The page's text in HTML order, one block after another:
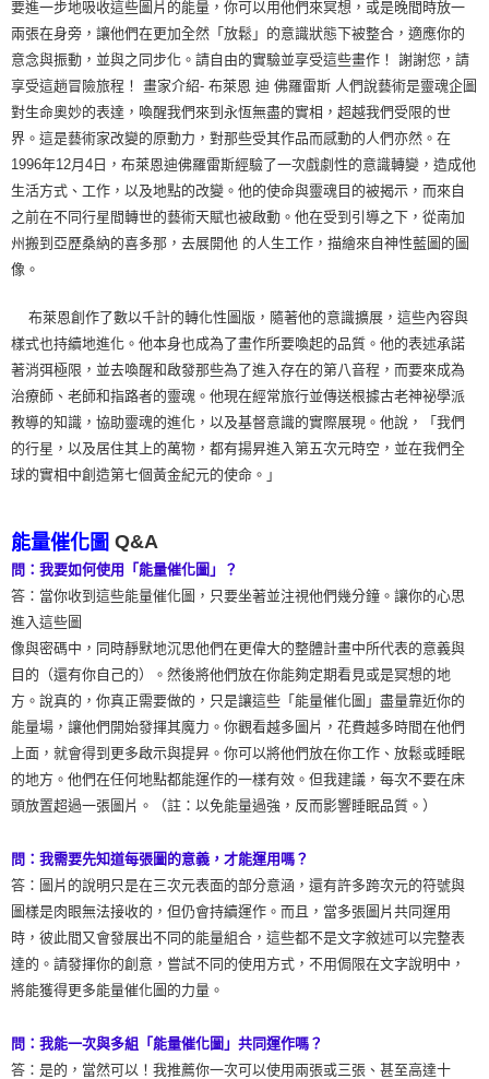
要進一步地吸收這些圖片的能量，你可以用他們來冥想，或是晚間時放一
兩張在身旁，讓他們在更加全然「放鬆」的意識狀態下被整合，適應你的
意念與振動，並與之同步化。請自由的實驗並享受這些畫作！ 謝謝您，請
享受這趟冒險旅程！ 畫家介紹- 布萊恩 迪 佛羅雷斯 人們說藝術是靈魂企圖
對生命奧妙的表達，喚醒我們來到永恆無盡的實相，超越我們受限的世
界。這是藝術家改變的原動力，對那些受其作品而感動的人們亦然。在
1996年12月4日，布萊恩迪佛羅雷斯經驗了一次戲劇性的意識轉變，造成他
生活方式、工作，以及地點的改變。他的使命與靈魂目的被揭示，而來自
之前在不同行星間轉世的藝術天賦也被啟動。他在受到引導之下，從南加
州搬到亞歷桑納的喜多那，去展開他 的人生工作，描繪來自神性藍圖的圖
像。
布萊恩創作了數以千計的轉化性圖版，隨著他的意識擴展，這些內容與
樣式也持續地進化。他本身也成為了畫作所要喚起的品質。他的表述承諾
著消弭極限，並去喚醒和啟發那些為了進入存在的第八音程，而要來成為
治療師、老師和指路者的靈魂。他現在經常旅行並傳送根據古老神祕學派
教導的知識，協助靈魂的進化，以及基督意識的實際展現。他說，「我們
的行星，以及居住其上的萬物，都有揚昇進入第五次元時空，並在我們全
球的實相中創造第七個黃金紀元的使命。」
能量催化圖 Q&A
問：我要如何使用「能量催化圖」？
答：當你收到這些能量催化圖，只要坐著並注視他們幾分鐘。讓你的心思
進入這些圖
像與密碼中，同時靜默地沉思他們在更偉大的整體計畫中所代表的意義與
目的（還有你自己的）。然後將他們放在你能夠定期看見或是冥想的地
方。說真的，你真正需要做的，只是讓這些「能量催化圖」盡量靠近你的
能量場，讓他們開始發揮其魔力。你觀看越多圖片，花費越多時間在他們
上面，就會得到更多啟示與提昇。你可以將他們放在你工作、放鬆或睡眠
的地方。他們在任何地點都能運作的一樣有效。但我建議，每次不要在床
頭放置超過一張圖片。（註：以免能量過強，反而影響睡眠品質。）
問：我需要先知道每張圖的意義，才能運用嗎？
答：圖片的說明只是在三次元表面的部分意涵，還有許多跨次元的符號與
圖樣是肉眼無法接收的，但仍會持續運作。而且，當多張圖片共同運用
時，彼此間又會發展出不同的能量組合，這些都不是文字敘述可以完整表
達的。請發揮你的創意，嘗試不同的使用方式，不用侷限在文字說明中，
將能獲得更多能量催化圖的力量。
問：我能一次與多組「能量催化圖」共同運作嗎？
答：是的，當然可以！我推薦你一次可以使用兩張或三張、甚至高達十